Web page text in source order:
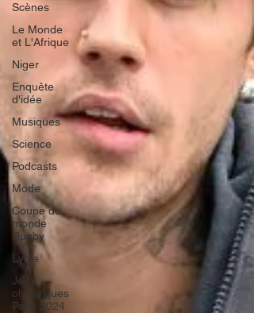
Scènes
Le Monde
et L'Afrique
Niger
Enquête
d'idée
Musiques
Science
Podcasts
Mode
Coupe du
monde
Rugby
Lybie
Jeux
olympiques
Paris 2024